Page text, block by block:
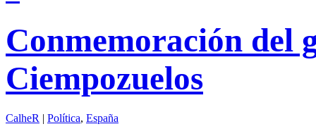
Conmemoración del
Ciempozuelos
CalheR | Política, España